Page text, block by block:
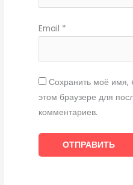
Email *
Сохранить моё имя,
этом браузере для
комментариев.